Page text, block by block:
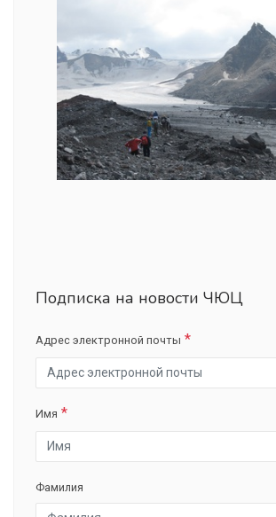
Подписка на новости ЧЮЦ
Адрес электронной почты
Имя
Фамилия